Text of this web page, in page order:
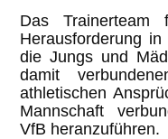
Das
Herausforderung
die Jungs und
damit
athletischen
Mannschaft
VfB heranzuführen.